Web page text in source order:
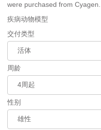
were purchased from Cyagen.
疾病动物模型
交付类型
周龄
性别